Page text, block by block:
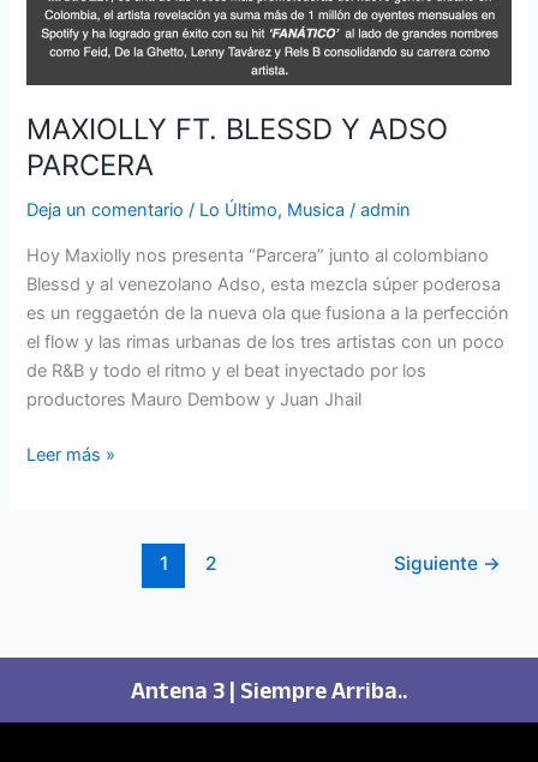
MAXIOLLY FT. BLESSD Y ADSO
PARCERA
Deja un comentario / Lo Último, Musica /admin
Hoy Maxiolly nos presenta “Parcera” junto al colombiano
Blessd y al venezolano Adso, esta mezcla súper poderosa
es un reggaetón de la nueva ola que fusiona a la perfección
el flow y las rimas urbanas de los tres artistas con un poco
de R&B y todo el ritmo y el beat inyectado por los
productores Mauro Dembow y Juan Jhail
Leer más »
1 2 Siguiente →
Antena 3 | Siempre Arriba..